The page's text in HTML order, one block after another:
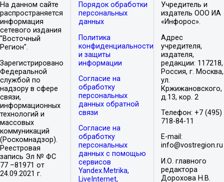
На данном сайте
распространяется
информация
сетевого издания
"Восточный
Регион".
Зарегистрировано
Федеральной
службой по
надзору в сфере
связи,
информационных
технологий и
массовых
коммуникаций
(Роскомнадзор).
Реестровая
запись Эл № ФС
77 –81971 от
24.09.2021 г.
Порядок обработки
персональных
данных
Политика
конфиденциальности
и защиты
информации
Согласие на
обработку
персональных
данных обратной
связи
Согласие на
обработку
персональных
данных с помощью
сервисов
Yandex.Metrika,
LiveInternet,
Учредитель и
издатель ООО ИА
«Инфорос».
Адрес
учредителя,
издателя,
редакции: 117218,
Россия, г. Москва,
ул.
Кржижановского,
д.13, кор. 2
Телефон: +7 (495)
718-84-11
E-mail:
info@vostregion.ru
И.О. главного
редактора
Дорохова Н.В.